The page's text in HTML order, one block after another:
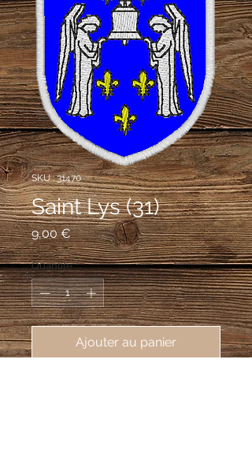
SKU : 31470
Saint Lys (31)
9,00 €Prix
Quantité *
Ajouter au panier